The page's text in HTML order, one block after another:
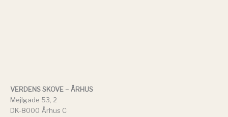
VERDENS SKOVE – ÅRHUS
Mejlgade 53, 2
DK-8000 Århus C